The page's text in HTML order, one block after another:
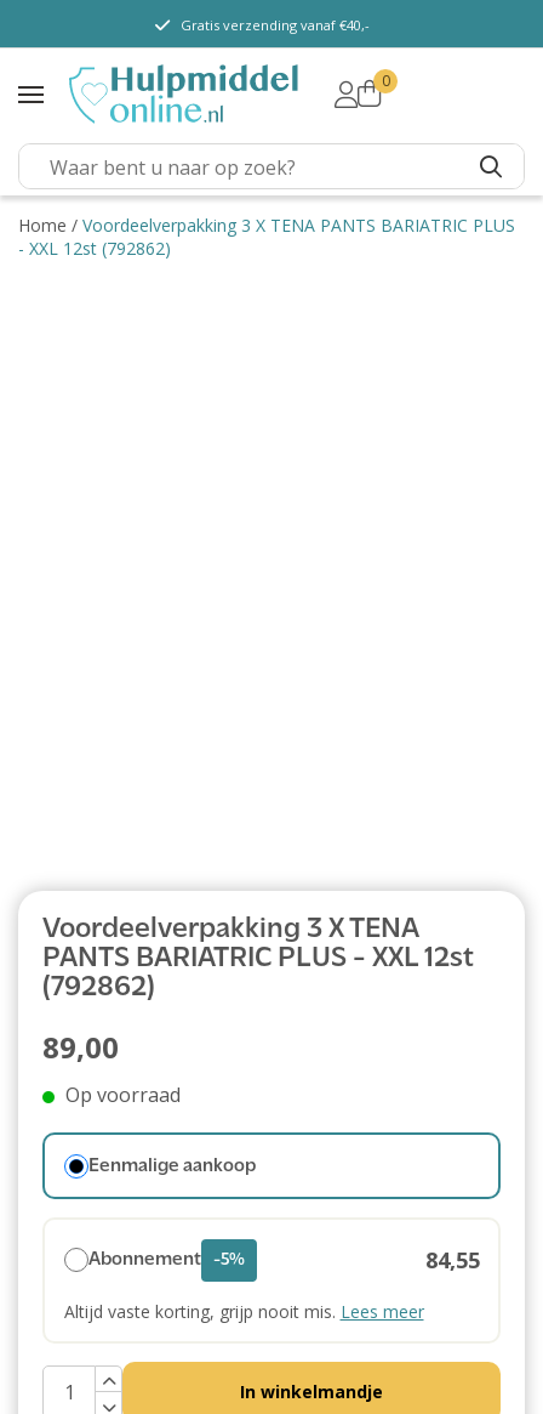
TENA Lady
TENA Men
TENA Pants (m/v)
TENA Flex
TENA Slip
Gratis verzending vanaf €40,-
0
Home / Voordeelverpakking 3 X TENA PANTS BARIATRIC PLUS
- XXL 12st (792862)
Voordeelverpakking 3 X TENA
PANTS BARIATRIC PLUS - XXL 12st
(792862)
89,00
Op voorraad
Eenmalige aankoop
Abonnement -5% 84,55
Altijd vaste korting, grijp nooit mis. Lees meer
In winkelmandje